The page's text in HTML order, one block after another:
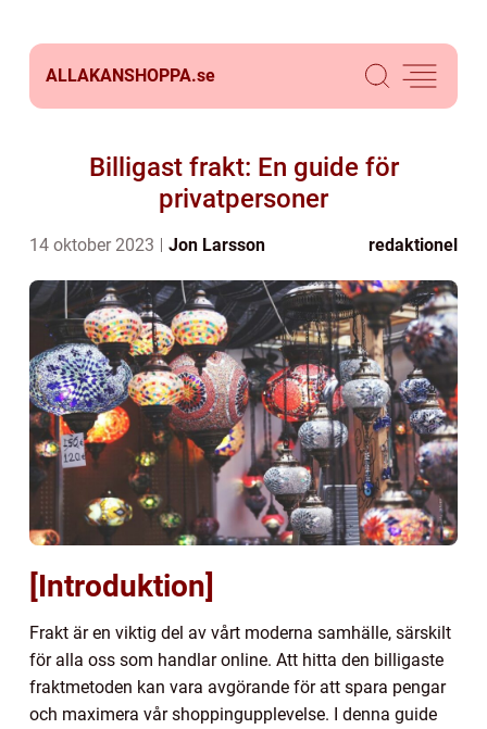
ALLAKANSHOPPA.se
Billigast frakt: En guide för
privatpersoner
14 oktober 2023 Jon Larsson redaktionel
[Introduktion]
Frakt är en viktig del av vårt moderna samhälle, särskilt
för alla oss som handlar online. Att hitta den billigaste
fraktmetoden kan vara avgörande för att spara pengar
och maximera vår shoppingupplevelse. I denna guide